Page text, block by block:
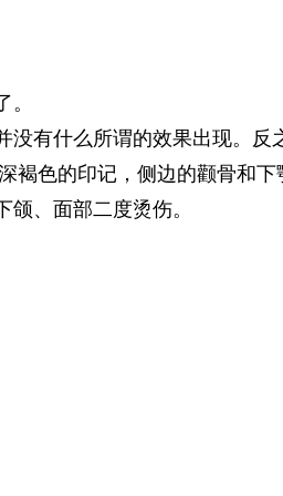
没有什么所谓的效果出现。
褐色的印记，侧边的颧骨和
、面部二度烫伤。